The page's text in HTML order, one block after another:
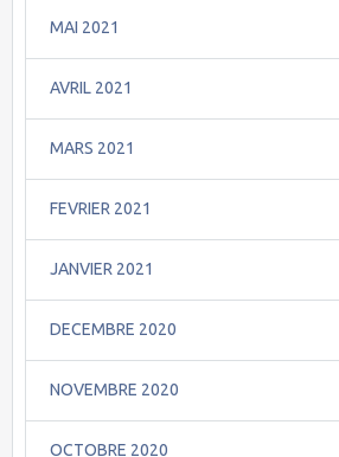
MAI 2021
AVRIL 2021
MARS 2021
FEVRIER 2021
JANVIER 2021
DECEMBRE 2020
NOVEMBRE 2020
OCTOBRE 2020